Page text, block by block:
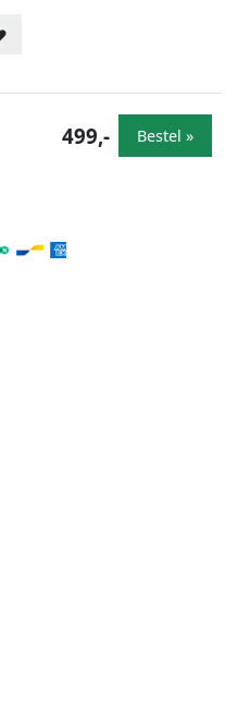
499,- Bestel »